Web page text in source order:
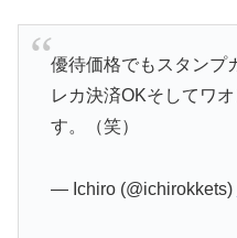
優待価格でもスタンプ
レカ決済OKそしてワ
す。（笑）
— Ichiro (@ichirokkets)